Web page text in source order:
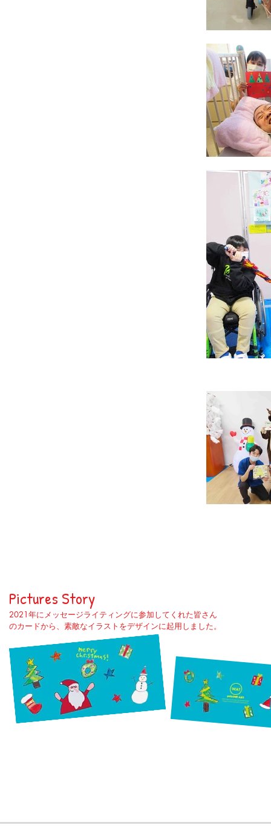
​Pictures Story
2021年にメッセージライティングに参加してくれた皆さん
のカードから、素敵なイラストをデザインに起用しました。